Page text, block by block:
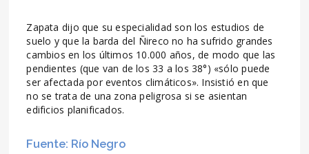
Zapata dijo que su especialidad son los estudios de
suelo y que la barda del Ñireco no ha sufrido grandes
cambios en los últimos 10.000 años, de modo que las
pendientes (que van de los 33 a los 38°) «sólo puede
ser afectada por eventos climáticos». Insistió en que
no se trata de una zona peligrosa si se asientan
edificios planificados.
Fuente: Río Negro